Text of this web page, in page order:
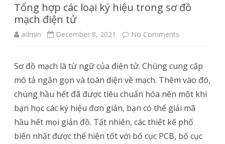
Tổng hợp các loại ký hiệu trong sơ đồ
mạch điện tử
admin December 8, 2021 No Comments
hợp
các
loại
ký
hiệu
Sơ đồ mạch là từ ngữ của điện tử. Chúng cung cấp
mô tả ngắn gọn và toàn diện về mạch. Thêm vào đó,
chúng hầu hết đã được tiêu chuẩn hóa nên một khi
bạn học các ký hiệu đơn giản, bạn có thể giải mã
hầu hết mọi giản đồ. Tất nhiên, các thiết kế phổ
biến nhất được thể hiện tốt với bố cục PCB, bố cục